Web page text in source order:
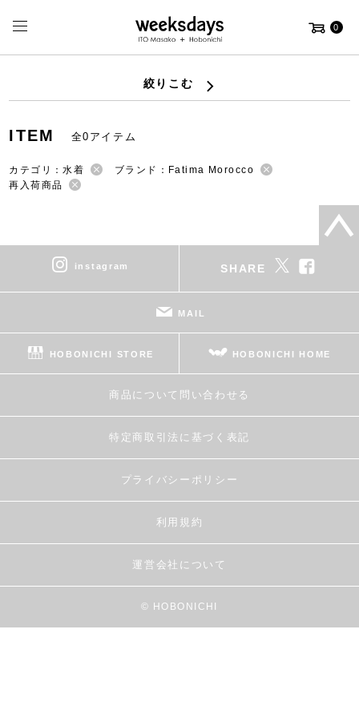
0
絞りこむ
ITEM 全0アイテム
カテゴリ：水着
ブランド：Fatima Morocco
再入荷商品
instagram SHARE
MAIL
HOBONICHI STORE HOBONICHI HOME
商品について問い合わせる
特定商取引法に基づく表記
プライバシーポリシー
利用規約
運営会社について
© HOBONICHI